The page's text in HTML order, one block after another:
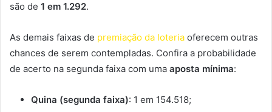
são de 1 em 1.292.
As demais faixas de premiação da loteria oferecem outras
chances de serem contempladas. Confira a probabilidade
de acerto na segunda faixa com uma aposta mínima:
Quina (segunda faixa): 1 em 154.518;